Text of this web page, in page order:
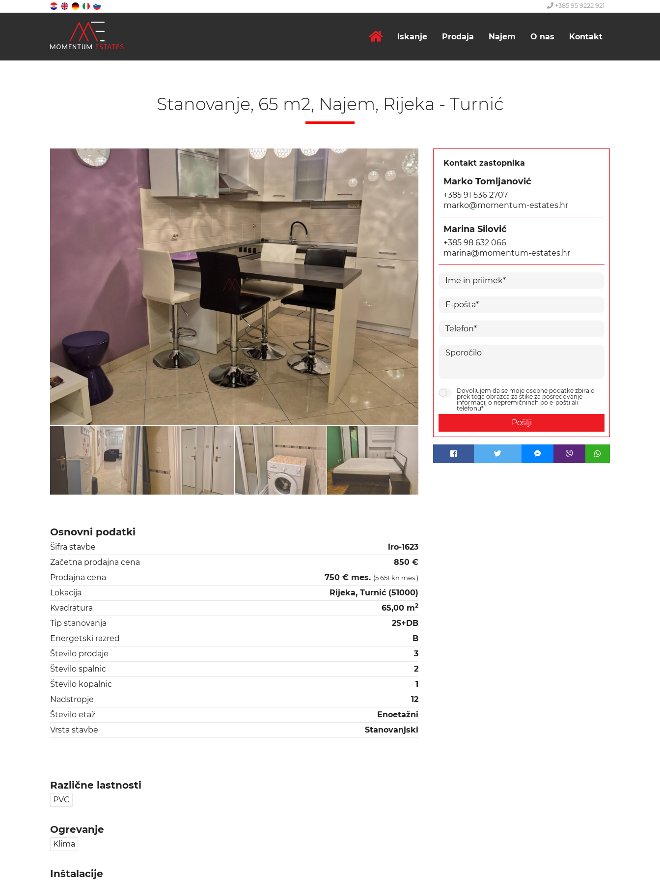
+385 95 9222 921
Iskanje Prodaja Najem O nas Kontakt
Stanovanje, 65 m2, Najem, Rijeka - Turnić
Osnovni podatki
Šifra stavbe
iro-1623
Začetna prodajna cena
850 €
Prodajna cena
750 € mes. (5 651 kn mes.)
Lokacija
Rijeka, Turnić (51000)
Kvadratura
65,00 m2
Tip stanovanja
2S+DB
Energetski razred
B
Število prodaje
3
Število spalnic
2
Število kopalnic
1
Nadstropje
12
Število etaž
Enoetažni
Vrsta stavbe
Stanovanjski
Različne lastnosti
PVC
Ogrevanje
Klima
Inštalacije
Kontakt zastopnika
Marko Tomljanović
+385 91 536 2707
marko@momentum-estates.hr
Marina Silović
+385 98 632 066
marina@momentum-estates.hr
Dovoljujem da se moje osebne podatke zbirajo
prek tega obrazca za stike za posredovanje
informacij o nepremičninah po e-pošti ali
telefonu*
Pošlji